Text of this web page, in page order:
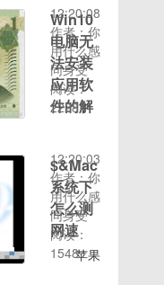
BL！重
要的事说
三遍！.
刷入
Recovery
后读取内
要先进行
格式化
data分区
(清除-格
式化
DATA分
用。使用
方法：
zip为
Google
内核的插
件，xpi
装包不是
crx格式
的，所以
不能直接
拖到浏览
器里面使
少，对于
喜欢全部
通过键盘
快捷键来
操控电脑
的朋友，
的功能，
那么下面
让小编带
你实现通
过电脑快
捷实现快
发布的教
程目前仅
小米手机
可用，因
为其他手
有想法的
可以试试
能不能
用。 支
持超级壁
纸的，可
Win10
电脑无
法安装
应用软
件的解
颠终分狐
扫瞄器下
载.exe利
用软件安
顿包（挨
印控件进
级包），
12:20:08
作者：你
用什么感
同身受
阅读：
2228
$&Mac
系统下
怎么测
网速
苹果
时间：
12:20:03
作者：你
用什么感
同身受
阅读：
1548
时间：
2020-08-